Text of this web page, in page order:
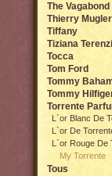
The
Thierry Mugler
Tiffany
Tiziana Terenzi
Tocca
Tom Ford
Tommy
Tommy
Torrente
L`or Blanc De
L`or De
L`or Rouge De
My Torrente
Tous